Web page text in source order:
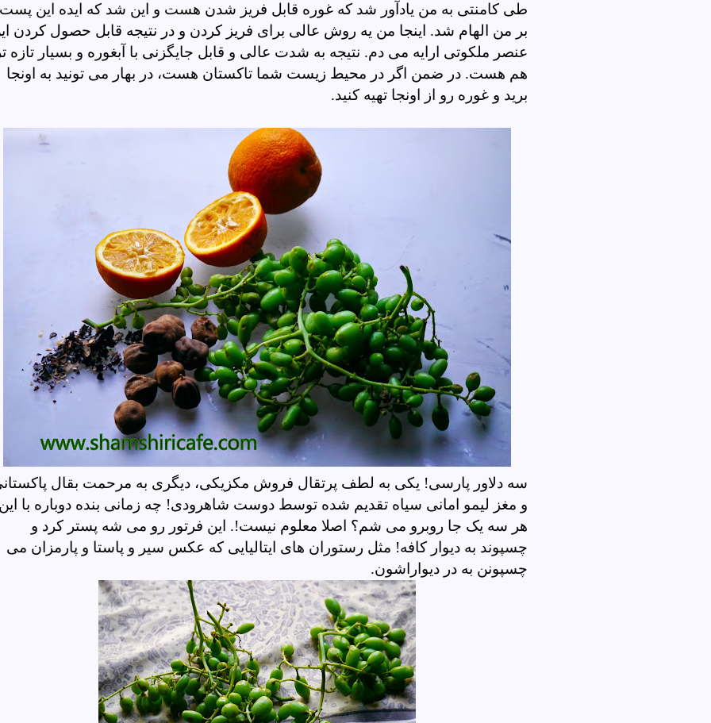
طی کامنتی به من یادآور شد که غوره قابل فریز شدن هست و این شد که ایده این پست
بر من الهام شد. اینجا من یه روش عالی برای فریز کردن و در نتیجه قابل حصول کردن
عنصر ملکوتی ارایه می دم. نتیجه به شدت عالی و قابل جایگزنی با آبغوره و بسیار تازه
هم هست. در ضمن اگر در محیط زیست شما تاکستان هست، در بهار می تونید به اونجا
برید و غوره رو از اونجا تهیه کنید.
سه دلاور پارسی! یکی به لطف پرتقال فروش مکزیکی، دیگری به مرحمت بقال
و مغز لیمو امانی سیاه تقدیم شده توسط دوست شاهرودی! چه زمانی بنده دوباره با
هر سه یک جا روبرو می شم؟ اصلا معلوم نیست!. این فرتور رو می شه پستر کرد و
چسپوند به دیوار کافه! مثل رستوران های ایتالیایی که عکس سیر و پاستا و پارمزان می
چسپونن به در دیواراشون.